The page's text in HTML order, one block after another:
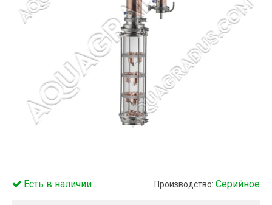
Есть в наличии Производство: Серийное